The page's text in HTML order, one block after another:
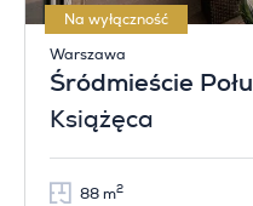
Na wyłączność
Warszawa
Śródmieście
Książęca
88 m2